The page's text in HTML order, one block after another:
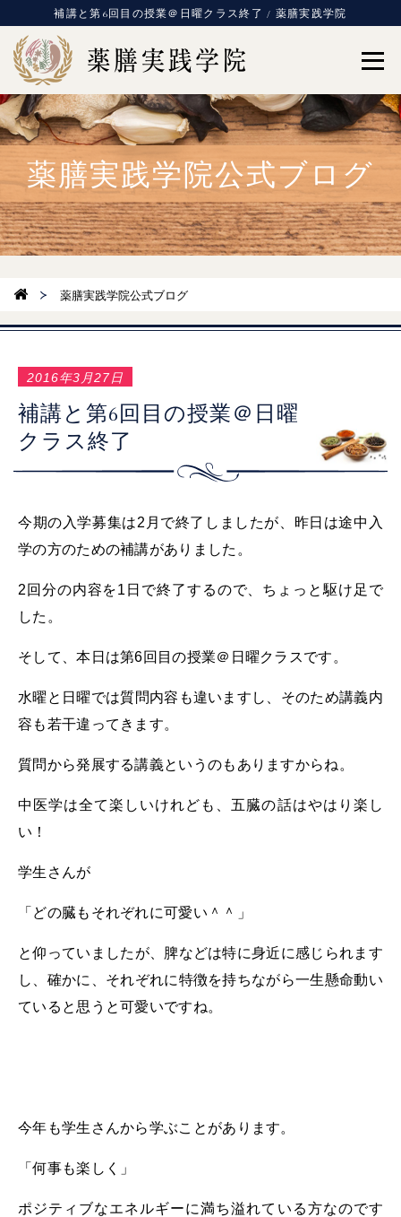
補講と第6回目の授業＠日曜クラス終了 / 薬膳実践学院
薬膳実践学院公式ブログ
薬膳実践学院公式ブログ
2016年3月27日
補講と第6回目の授業＠日曜
クラス終了
今期の入学募集は2月で終了しましたが、昨日は途中入
学の方のための補講がありました。
2回分の内容を1日で終了するので、ちょっと駆け足で
した。
そして、本日は第6回目の授業＠日曜クラスです。
水曜と日曜では質問内容も違いますし、そのため講義内
容も若干違ってきます。
質問から発展する講義というのもありますからね。
中医学は全て楽しいけれども、五臓の話はやはり楽し
い！
学生さんが
「どの臓もそれぞれに可愛い＾＾」
と仰っていましたが、脾などは特に身近に感じられます
し、確かに、それぞれに特徴を持ちながら一生懸命動い
ていると思うと可愛いですね。
今年も学生さんから学ぶことがあります。
「何事も楽しく」
ポジティブなエネルギーに満ち溢れている方なのです